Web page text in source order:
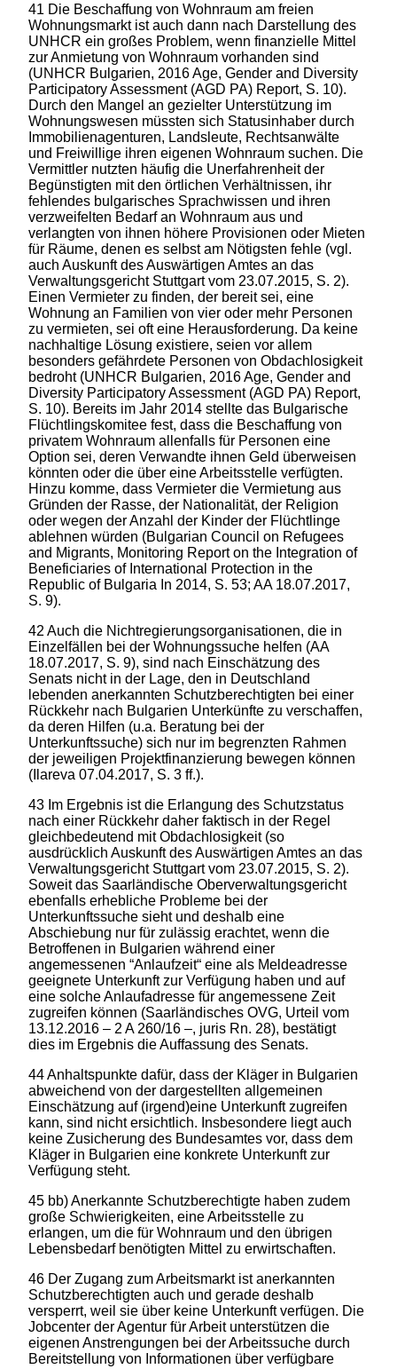
41 Die Beschaffung von Wohnraum am freien
Wohnungsmarkt ist auch dann nach Darstellung des
UNHCR ein großes Problem, wenn finanzielle Mittel
zur Anmietung von Wohnraum vorhanden sind
(UNHCR Bulgarien, 2016 Age, Gender and Diversity
Participatory Assessment (AGD PA) Report, S. 10).
Durch den Mangel an gezielter Unterstützung im
Wohnungswesen müssten sich Statusinhaber durch
Immobilienagenturen, Landsleute, Rechtsanwälte
und Freiwillige ihren eigenen Wohnraum suchen. Die
Vermittler nutzten häufig die Unerfahrenheit der
Begünstigten mit den örtlichen Verhältnissen, ihr
fehlendes bulgarisches Sprachwissen und ihren
verzweifelten Bedarf an Wohnraum aus und
verlangten von ihnen höhere Provisionen oder Mieten
für Räume, denen es selbst am Nötigsten fehle (vgl.
auch Auskunft des Auswärtigen Amtes an das
Verwaltungsgericht Stuttgart vom 23.07.2015, S. 2).
Einen Vermieter zu finden, der bereit sei, eine
Wohnung an Familien von vier oder mehr Personen
zu vermieten, sei oft eine Herausforderung. Da keine
nachhaltige Lösung existiere, seien vor allem
besonders gefährdete Personen von Obdachlosigkeit
bedroht (UNHCR Bulgarien, 2016 Age, Gender and
Diversity Participatory Assessment (AGD PA) Report,
S. 10). Bereits im Jahr 2014 stellte das Bulgarische
Flüchtlingskomitee fest, dass die Beschaffung von
privatem Wohnraum allenfalls für Personen eine
Option sei, deren Verwandte ihnen Geld überweisen
könnten oder die über eine Arbeitsstelle verfügten.
Hinzu komme, dass Vermieter die Vermietung aus
Gründen der Rasse, der Nationalität, der Religion
oder wegen der Anzahl der Kinder der Flüchtlinge
ablehnen würden (Bulgarian Council on Refugees
and Migrants, Monitoring Report on the Integration of
Beneficiaries of International Protection in the
Republic of Bulgaria In 2014, S. 53; AA 18.07.2017,
S. 9).
42 Auch die Nichtregierungsorganisationen, die in
Einzelfällen bei der Wohnungssuche helfen (AA
18.07.2017, S. 9), sind nach Einschätzung des
Senats nicht in der Lage, den in Deutschland
lebenden anerkannten Schutzberechtigten bei einer
Rückkehr nach Bulgarien Unterkünfte zu verschaffen,
da deren Hilfen (u.a. Beratung bei der
Unterkunftssuche) sich nur im begrenzten Rahmen
der jeweiligen Projektfinanzierung bewegen können
(Ilareva 07.04.2017, S. 3 ff.).
43 Im Ergebnis ist die Erlangung des Schutzstatus
nach einer Rückkehr daher faktisch in der Regel
gleichbedeutend mit Obdachlosigkeit (so
ausdrücklich Auskunft des Auswärtigen Amtes an das
Verwaltungsgericht Stuttgart vom 23.07.2015, S. 2).
Soweit das Saarländische Oberverwaltungsgericht
ebenfalls erhebliche Probleme bei der
Unterkunftssuche sieht und deshalb eine
Abschiebung nur für zulässig erachtet, wenn die
Betroffenen in Bulgarien während einer
angemessenen “Anlaufzeit“ eine als Meldeadresse
geeignete Unterkunft zur Verfügung haben und auf
eine solche Anlaufadresse für angemessene Zeit
zugreifen können (Saarländisches OVG, Urteil vom
13.12.2016 – 2 A 260/16 –, juris Rn. 28), bestätigt
dies im Ergebnis die Auffassung des Senats.
44 Anhaltspunkte dafür, dass der Kläger in Bulgarien
abweichend von der dargestellten allgemeinen
Einschätzung auf (irgend)eine Unterkunft zugreifen
kann, sind nicht ersichtlich. Insbesondere liegt auch
keine Zusicherung des Bundesamtes vor, dass dem
Kläger in Bulgarien eine konkrete Unterkunft zur
Verfügung steht.
45 bb) Anerkannte Schutzberechtigte haben zudem
große Schwierigkeiten, eine Arbeitsstelle zu
erlangen, um die für Wohnraum und den übrigen
Lebensbedarf benötigten Mittel zu erwirtschaften.
46 Der Zugang zum Arbeitsmarkt ist anerkannten
Schutzberechtigten auch und gerade deshalb
versperrt, weil sie über keine Unterkunft verfügen. Die
Jobcenter der Agentur für Arbeit unterstützen die
eigenen Anstrengungen bei der Arbeitssuche durch
Bereitstellung von Informationen über verfügbare